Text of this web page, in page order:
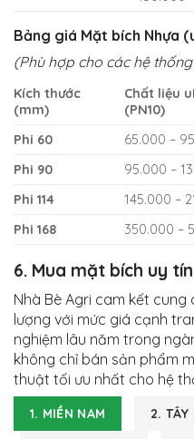
Bảng giá Mặt bích Nhựa
(Phù hợp cho các hệ
Kích thước
(mm)
Chất liệu
(PN10)
Phi 60
65.000 –
Phi 90
95.000 –
Phi 114
145.000 –
Phi 168
350.000 –
6. Mua mặt bích uy
Nhà Bè Agri cam kết
lượng với mức giá cạnh
nghiệm lâu năm trong
không chỉ bán sản phẩm
thuật tối ưu nhất cho hệ
1. MIỀN NAM 2. TÂY